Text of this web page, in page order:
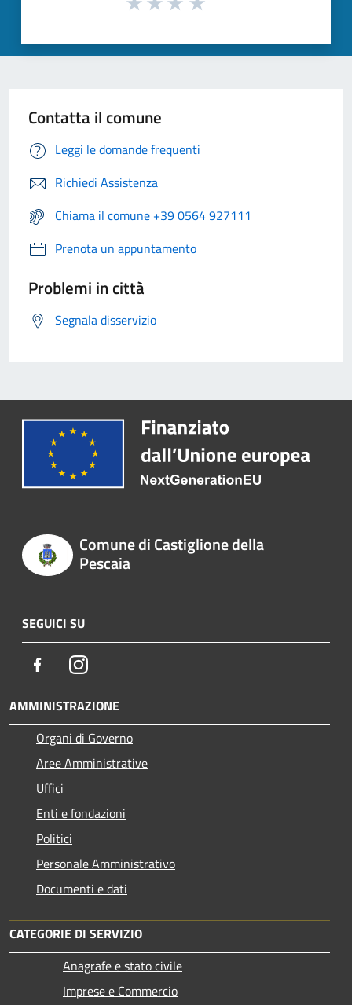
Contatta il comune
Leggi le domande frequenti
Richiedi Assistenza
Chiama il comune +39 0564 927111
Prenota un appuntamento
Problemi in città
Segnala disservizio
Comune di Castiglione della
Pescaia
SEGUICI SU
FacebookInstagram
AMMINISTRAZIONE
Organi di Governo
Aree Amministrative
Uffici
Enti e fondazioni
Politici
Personale Amministrativo
Documenti e dati
CATEGORIE DI SERVIZIO
Anagrafe e stato civile
Imprese e Commercio